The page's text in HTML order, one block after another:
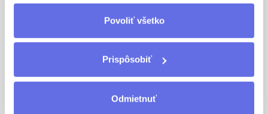
Povoliť všetko
Prispôsobiť
Odmietnuť
oldherold.sk
+421 917 777 166